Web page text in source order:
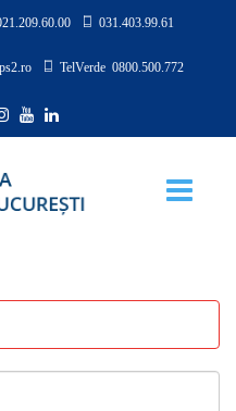
031.403.99.61
TelVerde 0800.500.772